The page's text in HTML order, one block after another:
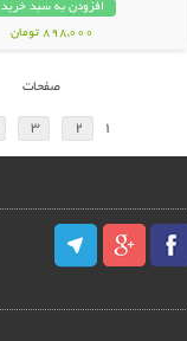
افزودن به سبد خرید
898,000 تومان
صفحات
1
2
3